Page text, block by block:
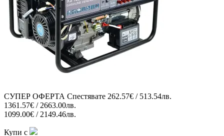
СУПЕР ОФЕРТА Спестявате 262.57€ / 513.54лв.
1361.57€ / 2663.00лв.
1099.00€ / 2149.46лв.
Купи с